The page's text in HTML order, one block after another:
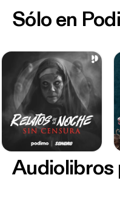
Sólo en
Audiolibros